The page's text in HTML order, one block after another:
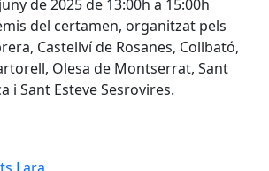
de 2025 de 13:00h a 15:00h
del certamen, organitzat pels
Castellví de Rosanes, Collbató,
Olesa de Montserrat, Sant
i Sant Esteve Sesrovires.